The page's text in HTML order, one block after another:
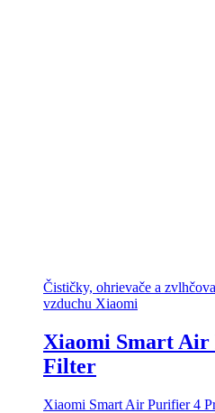
Čističky, ohrievače a
vzduchu Xiaomi
Xiaomi Smart
Filter
Xiaomi Smart Air Purifier 4